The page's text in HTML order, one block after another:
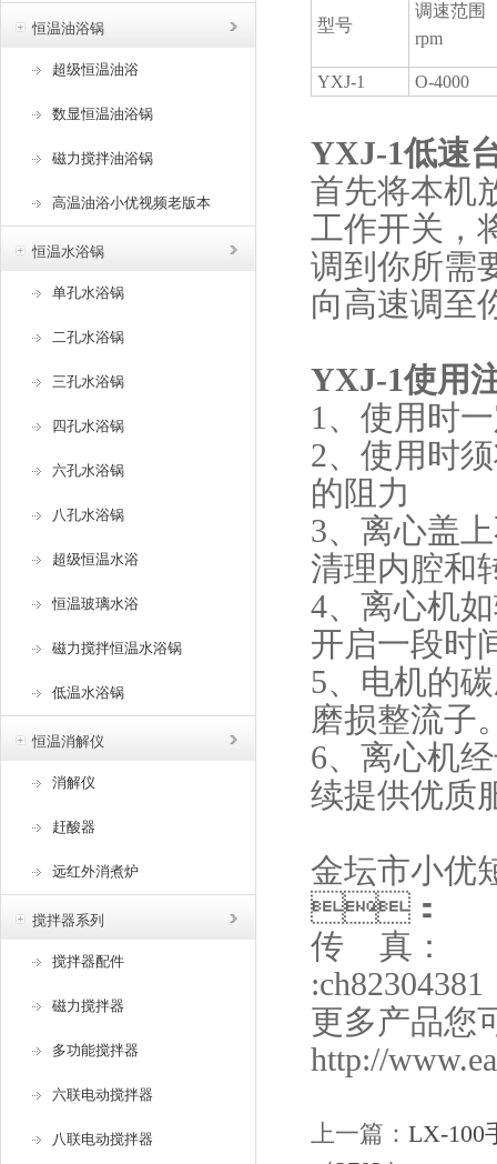
恒温油浴锅
超级恒温油浴
数显恒温油浴锅
磁力搅拌油浴锅
高温油浴小优视频老版本
恒温水浴锅
单孔水浴锅
二孔水浴锅
三孔水浴锅
四孔水浴锅
六孔水浴锅
八孔水浴锅
超级恒温水浴
恒温玻璃水浴
磁力搅拌恒温水浴锅
低温水浴锅
恒温消解仪
消解仪
赶酸器
远红外消煮炉
搅拌器系列
搅拌器配件
磁力搅拌器
多功能搅拌器
六联电动搅拌器
八联电动搅拌器
型号
调速范围
rpm
YXJ-1 O-4000
YXJ-1低速
首先将本机
工作开关
调到你所需要
向高速调至你
YXJ-1使用注
1、使用时
2、使用
的阻力
3、离心盖
清理内腔和转
4、离心
开启一段时间
5、电机的
磨损整流子
6、离心
续提供优质服
金坛市小优
：
传 真：
:ch82304381
更多产品您
http://
上一篇： LX-100